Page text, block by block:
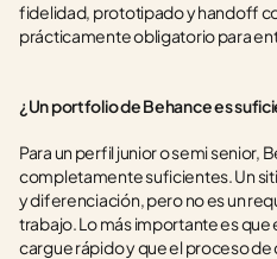
fidelidad, prototipado y handoff
prácticamente obligatorio para
¿Un portfolio de Behance es
Para un perfil junior o semi senior,
completamente suficientes. Un
y diferenciación, pero no es un
trabajo. Lo más importante es
cargue rápido y que el proceso de